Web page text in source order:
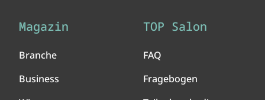
Magazin
Branche
Business
TOP Salon
FAQ
Fragebogen